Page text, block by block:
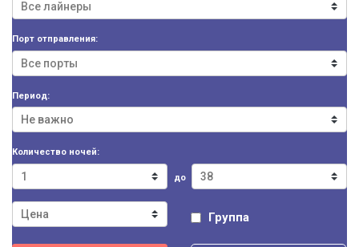
Порт отправления:
Период:
Количество ночей:
до
Группа